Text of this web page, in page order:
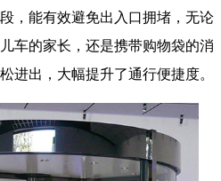
，能有效避免出入口拥堵，无论
车的家长，还是携带购物袋的消
进出，大幅提升了通行便捷度。